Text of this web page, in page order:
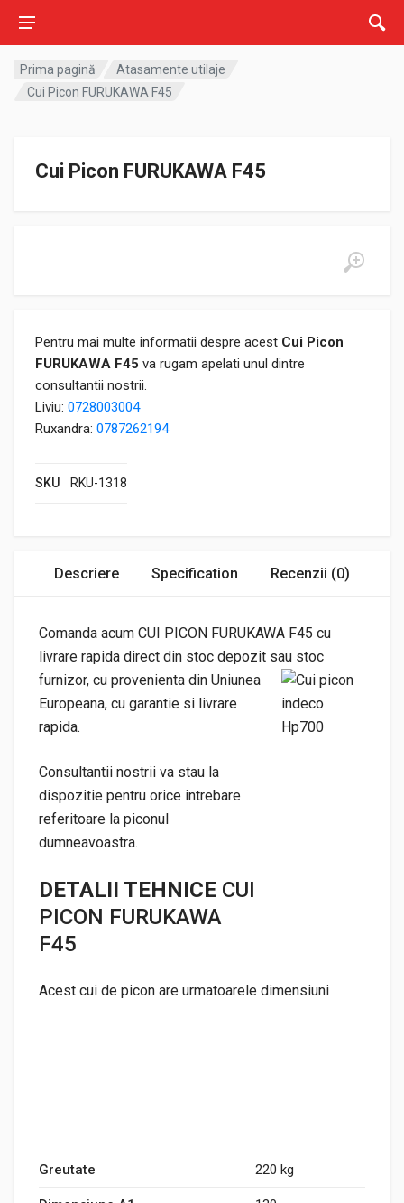
Prima pagină
Atasamente utilaje
Cui Picon FURUKAWA F45
Cui Picon FURUKAWA F45
Pentru mai multe informatii despre acest Cui Picon
FURUKAWA F45 va rugam apelati unul dintre
consultantii nostrii.
Liviu: 0728003004
Ruxandra: 0787262194
SKU RKU-1318
Descriere Specification Recenzii (0)
Comanda acum CUI PICON FURUKAWA F45 cu
livrare rapida direct din stoc depozit sau stoc
furnizor, cu provenienta din Uniunea
Europeana, cu garantie si livrare
rapida.
Consultantii nostrii va stau la
dispozitie pentru orice intrebare
referitoare la piconul
dumneavoastra.
DETALII TEHNICE CUI
PICON FURUKAWA
F45
Acest cui de picon are urmatoarele dimensiuni
Greutate 220 kg